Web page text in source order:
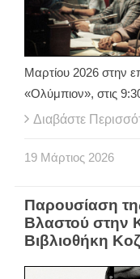
Μαρτίου 2026 στην
«Ολύμπιον», στις
Διαβάστε
19 Μάρτιος 2026
Παρουσίαση
Βλαστού στην
Βιβλιοθήκη